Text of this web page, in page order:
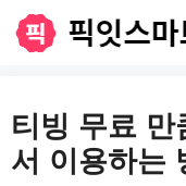
로
건
티빙 무료 만
서 이용하는